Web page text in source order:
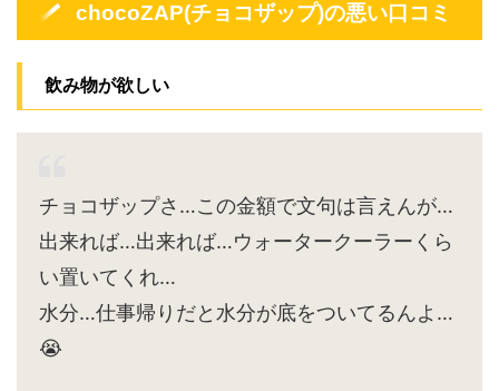
chocoZAP(チョコザップ)の悪い口コミ
飲み物が欲しい
チョコザップさ…この金額で文句は言えんが…
出来れば…出来れば…ウォータークーラーくら
い置いてくれ…
水分…仕事帰りだと水分が底をついてるんよ…
😭